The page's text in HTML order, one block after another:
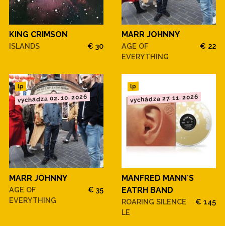
KING CRIMSON
ISLANDS € 30
MARR JOHNNY
AGE OF
EVERYTHING
€ 22
lp
vychádza 02. 10. 2026
MARR JOHNNY
AGE OF
EVERYTHING
€ 35
lp
vychádza 27. 11. 2026
MANFRED MANN´S
EATRH BAND
ROARING SILENCE
LE
€ 145